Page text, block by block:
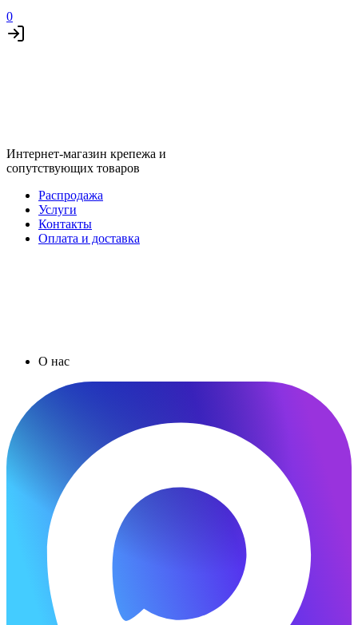
0
Интернет-магазин крепежа и
сопутствующих товаров
Распродажа
Услуги
Контакты
Оплата и доставка
О нас